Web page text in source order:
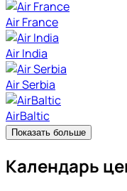
Air France
Air India
Air Serbia
AirBaltic
Показать больше
Календарь